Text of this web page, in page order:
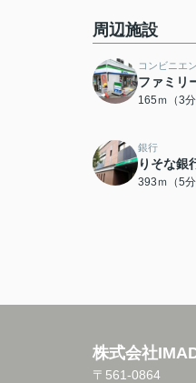
周辺施設
コンビニエ
ファミリ
165ｍ（3分
銀行
りそな銀
393ｍ（5分
株式会社
〒561-0864